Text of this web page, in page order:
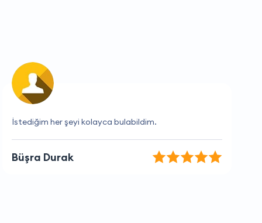
İstediğim her şeyi kolayca bulabildim.
Büşra Durak